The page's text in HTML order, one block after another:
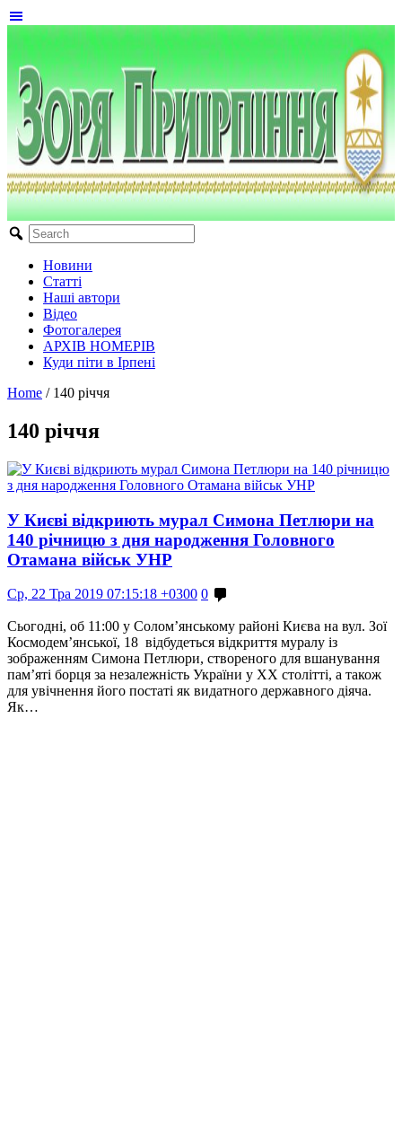
Новини
Статті
Наші автори
Відео
Фотогалерея
АРХІВ НОМЕРІВ
Куди піти в Ірпені
Home / 140 річчя
140 річчя
У Києві відкриють мурал Симона Петлюри на
140 річницю з дня народження Головного
Отамана військ УНР
Ср, 22 Тра 2019 07:15:18 +0300 0
Сьогодні, об 11:00 у Солом’янському районі Києва на вул. Зої
Космодем’янської, 18 відбудеться відкриття муралу із
зображенням Симона Петлюри, створеного для вшанування
пам’яті борця за незалежність України у ХХ столітті, а також
для увічнення його постаті як видатного державного діяча.
Як…